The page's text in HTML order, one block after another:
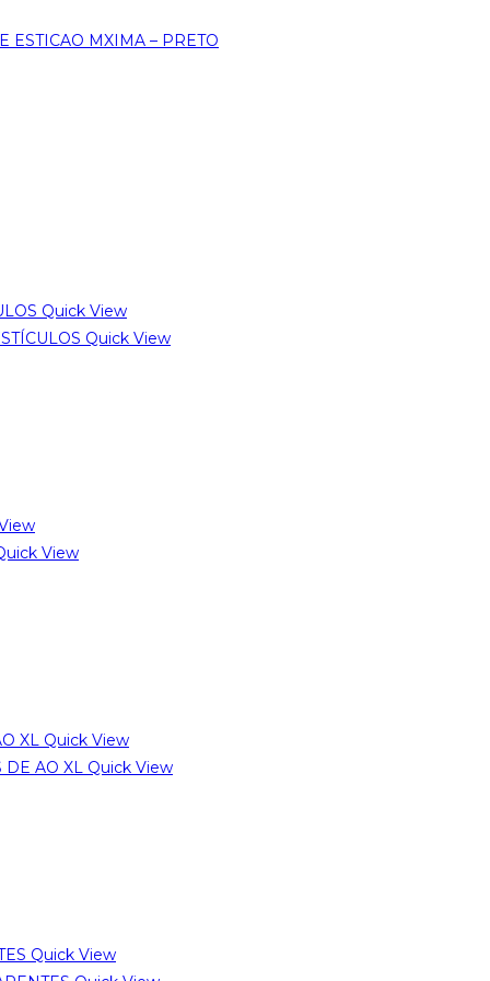
Quick View
Quick View
View
Quick View
Quick View
Quick View